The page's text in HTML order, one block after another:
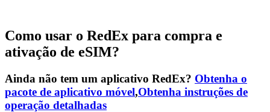
Como usar o RedEx para compra e
ativação de eSIM?
Ainda não tem um aplicativo RedEx? Obtenha o
pacote de aplicativo móvel,Obtenha instruções de
operação detalhadas